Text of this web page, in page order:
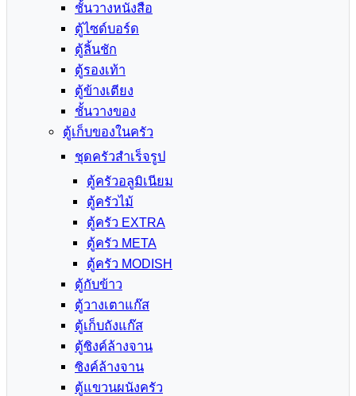
ชั้นวางหนังสือ
ตู้ไซด์บอร์ด
ตู้ลิ้นชัก
ตู้รองเท้า
ตู้ข้างเตียง
ชั้นวางของ
ตู้เก็บของในครัว
ชุดครัวสำเร็จรูป
ตู้ครัวอลูมิเนียม
ตู้ครัวไม้
ตู้ครัว EXTRA
ตู้ครัว META
ตู้ครัว MODISH
ตู้กับข้าว
ตู้วางเตาแก๊ส
ตู้เก็บถังแก๊ส
ตู้ซิงค์ล้างจาน
ซิงค์ล้างจาน
ตู้แขวนผนังครัว